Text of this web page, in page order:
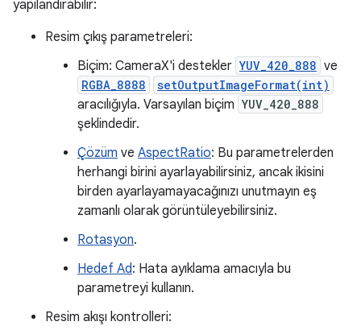
yapılandırabilir:
Resim çıkış parametreleri:
Biçim: CameraX'i destekler YUV_420_888 ve
RGBA_8888 setOutputImageFormat(int)
aracılığıyla. Varsayılan biçim YUV_420_888
şeklindedir.
Çözüm ve AspectRatio: Bu parametrelerden
herhangi birini ayarlayabilirsiniz, ancak ikisini
birden ayarlayamayacağınızı unutmayın eş
zamanlı olarak görüntüleyebilirsiniz.
Rotasyon.
Hedef Ad: Hata ayıklama amacıyla bu
parametreyi kullanın.
Resim akışı kontrolleri: